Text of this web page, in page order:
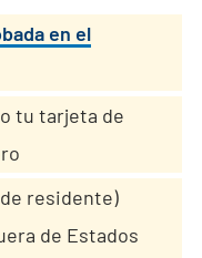
en el
tu tarjeta de
residente)
de Estados